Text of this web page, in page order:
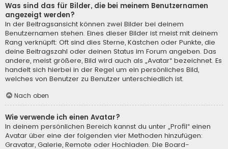
Was sind das für Bilder, die bei meinem Benutzernamen
angezeigt werden?
In der Beitragsansicht können zwei Bilder bei deinem
Benutzernamen stehen. Eines dieser Bilder ist meist mit deinem
Rang verknüpft: Oft sind dies Sterne, Kästchen oder Punkte, die
deine Beitragszahl oder deinen Status im Forum angeben. Das
andere, meist größere, Bild wird auch als „Avatar“ bezeichnet. Es
handelt sich hierbei in der Regel um ein persönliches Bild,
welches von Benutzer zu Benutzer unterschiedlich ist.
Nach oben
Wie verwende ich einen Avatar?
In deinem persönlichen Bereich kannst du unter „Profil“ einen
Avatar über eine der folgenden vier Methoden hinzufügen:
Gravatar, Galerie, Remote oder Hochladen. Die Board-